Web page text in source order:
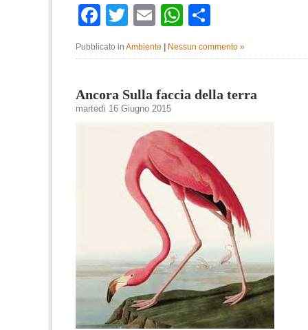
Facebook
TwitterEmailWhatsApp
Pubblicato in Ambiente Nessun commento »
Ancora Sulla faccia della terra
martedì 16 Giugno 2015